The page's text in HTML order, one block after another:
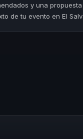
y una
de tu evento en El